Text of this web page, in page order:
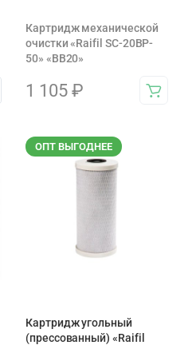
Картридж механической
очистки «Raifil SC-20BP-
50» «BB20»
1 105 ₽
ОПТ ВЫГОДНЕЕ
Картридж угольный
(прессованный) «Raifil